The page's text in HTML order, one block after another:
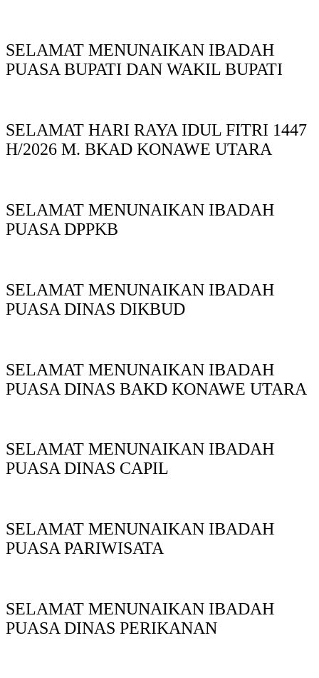
SELAMAT MENUNAIKAN IBADAH
PUASA BUPATI DAN WAKIL BUPATI
SELAMAT HARI RAYA IDUL FITRI 1447
H/2026 M. BKAD KONAWE UTARA
SELAMAT MENUNAIKAN IBADAH
PUASA DPPKB
SELAMAT MENUNAIKAN IBADAH
PUASA DINAS DIKBUD
SELAMAT MENUNAIKAN IBADAH
PUASA DINAS BAKD KONAWE UTARA
SELAMAT MENUNAIKAN IBADAH
PUASA DINAS CAPIL
SELAMAT MENUNAIKAN IBADAH
PUASA PARIWISATA
SELAMAT MENUNAIKAN IBADAH
PUASA DINAS PERIKANAN